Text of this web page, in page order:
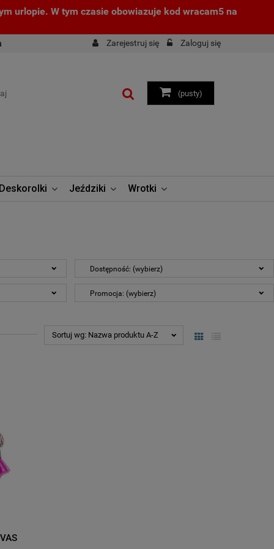
urlopie. W tym czasie obowiazuje kod wracam5 na
Zarejestruj się Zaloguj się
(pusty)
Deskorolki Jeździki Wrotki
Dostępność: (wybierz)
Promocja: (wybierz)
Sortuj wg: Nazwa produktu A-Z